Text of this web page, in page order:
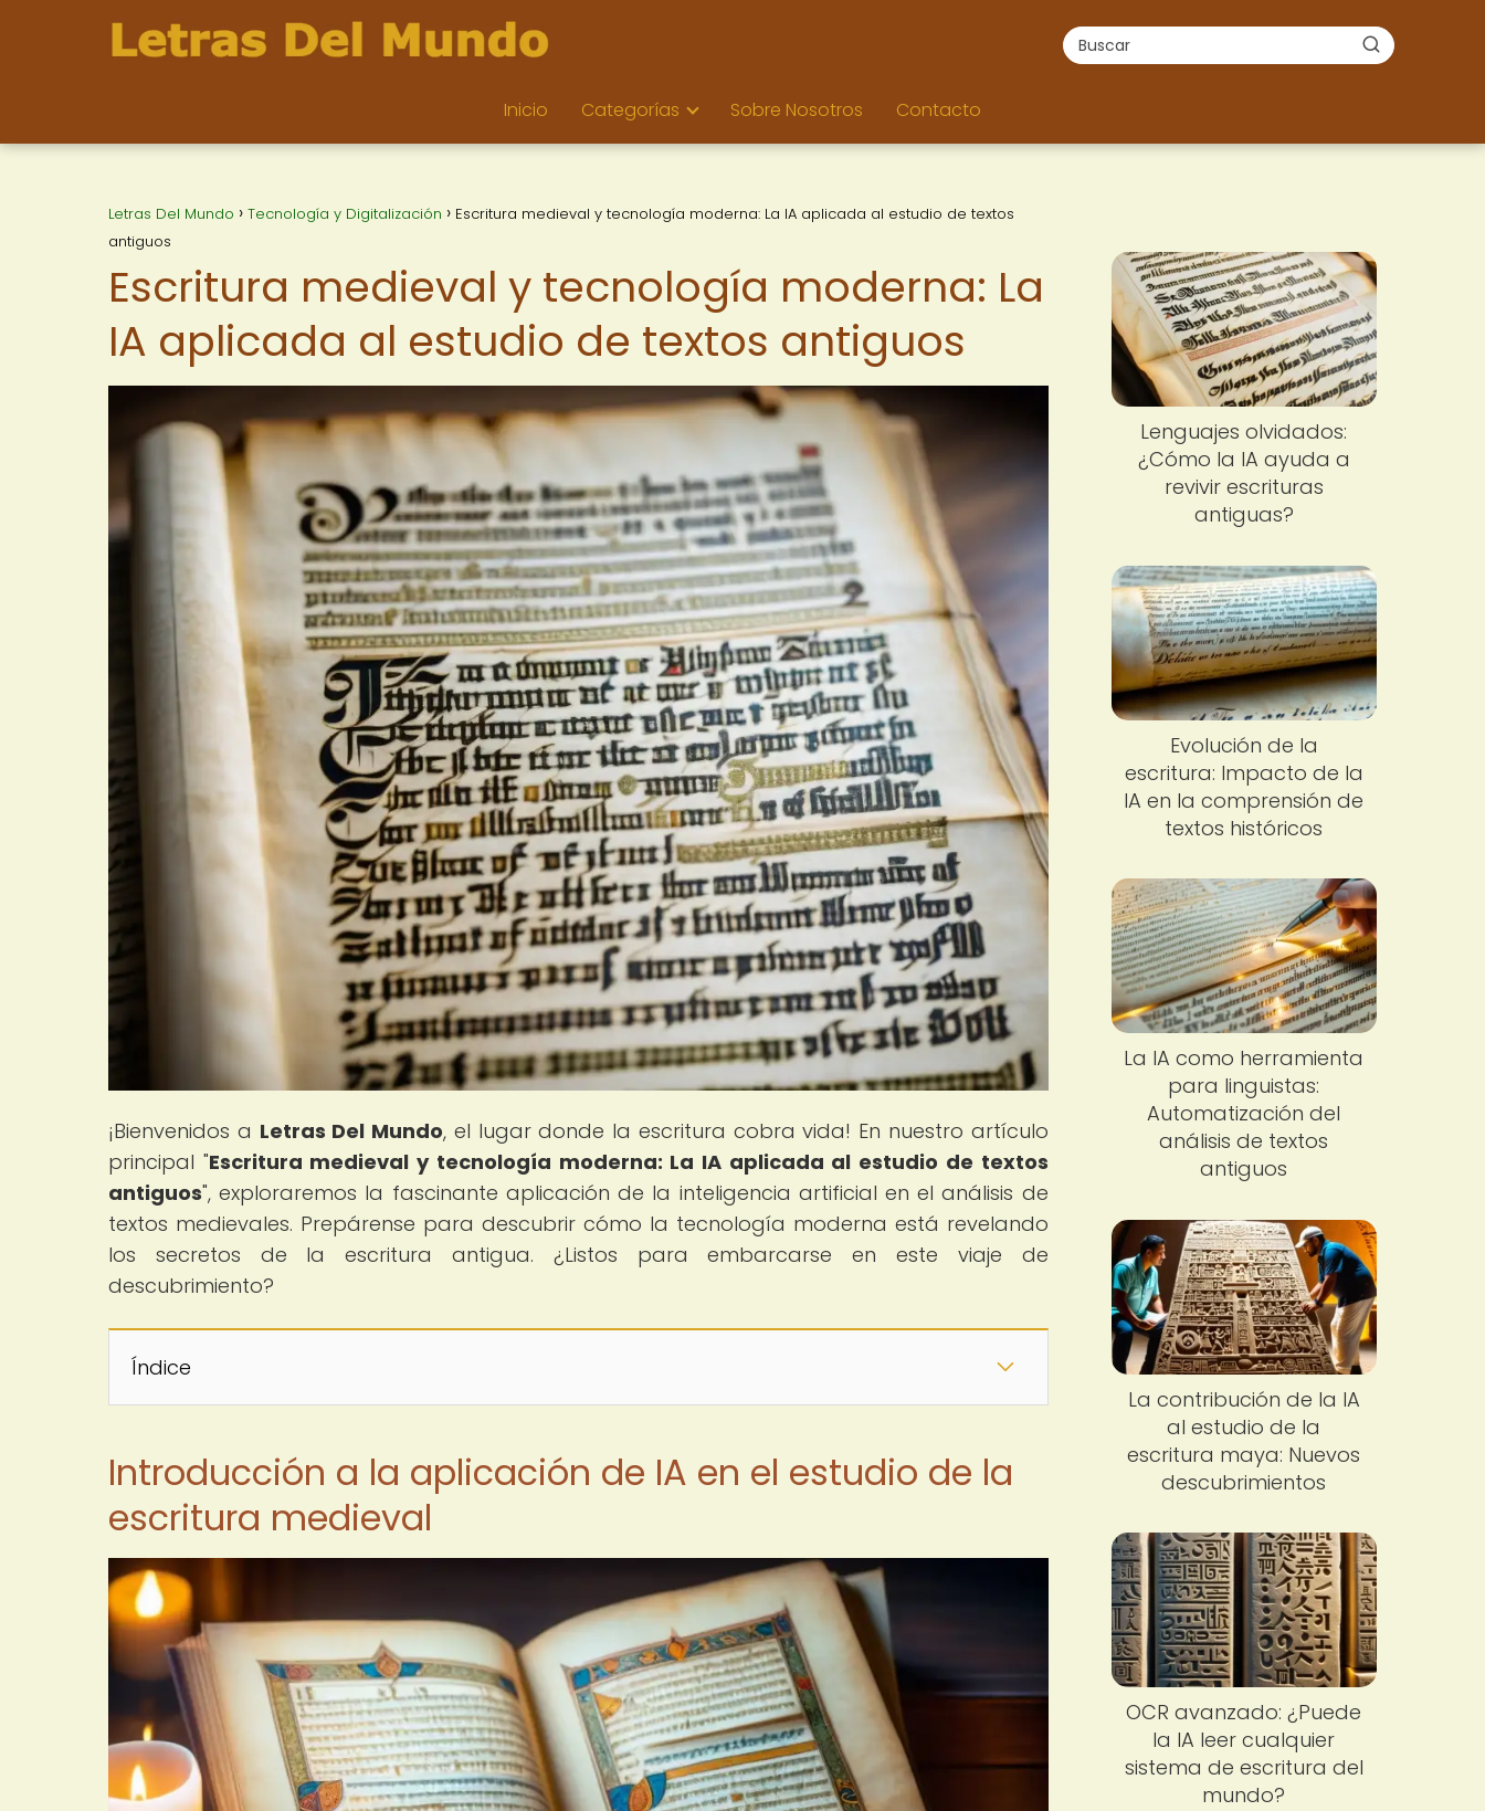
Inicio Categorías Sobre Nosotros Contacto
Letras Del Mundo Tecnología y Digitalización
Escritura medieval y tecnología moderna: La IA aplicada al estudio de textos
antiguos
Escritura medieval y tecnología moderna: La
IA aplicada al estudio de textos antiguos
¡Bienvenidos a Letras Del Mundo, el lugar donde la escritura cobra vida! En nuestro artículo
principal "Escritura medieval y tecnología moderna: La IA aplicada al estudio de textos
antiguos", exploraremos la fascinante aplicación de la inteligencia artificial en el análisis de
textos medievales. Prepárense para descubrir cómo la tecnología moderna está revelando
los secretos de la escritura antigua. ¿Listos para embarcarse en este viaje de
descubrimiento?
Índice
Introducción a la aplicación de IA en el estudio de la
escritura medieval
Lenguajes olvidados:
¿Cómo la IA ayuda a
revivir escrituras
antiguas?
Evolución de la
escritura: Impacto de la
IA en la comprensión de
textos históricos
La IA como herramienta
para linguistas:
Automatización del
análisis de textos
antiguos
La contribución de la IA
al estudio de la
escritura maya: Nuevos
descubrimientos
OCR avanzado: ¿Puede
la IA leer cualquier
sistema de escritura del
mundo?